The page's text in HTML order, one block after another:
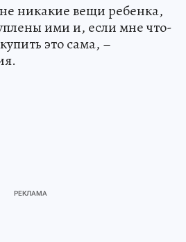
никакие вещи ребенка,
ими и, если мне что-
это сама, –